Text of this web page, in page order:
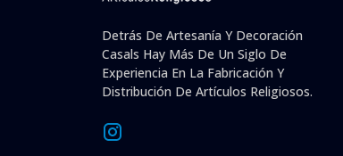
Detrás De Artesanía Y Decoración
Casals Hay Más De Un Siglo De
Experiencia En La Fabricación Y
Distribución De Artículos Religiosos.